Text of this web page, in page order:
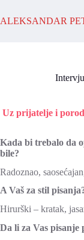
to
content
ALEKSANDAR
Uz prijatelje i
Kada bi trebalo da
bile?
Radoznao,
A Vaš za stil
Hirurški – kratak,
Da li za Vas